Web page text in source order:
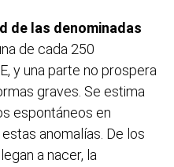
de las denominadas
de cada 250
y una parte no prospera
graves. Se estima
espontáneos en
anomalías. De los
a nacer, la